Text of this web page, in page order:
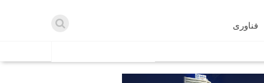
فناوری